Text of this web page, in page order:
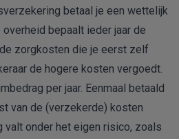
betaal je een wettelijk
bepaalt ieder jaar de
zorgkosten die je eerst zelf
de hogere kosten vergoedt.
per jaar. Eenmaal betaald
van de (verzekerde) kosten
valt onder het eigen risico, zoals